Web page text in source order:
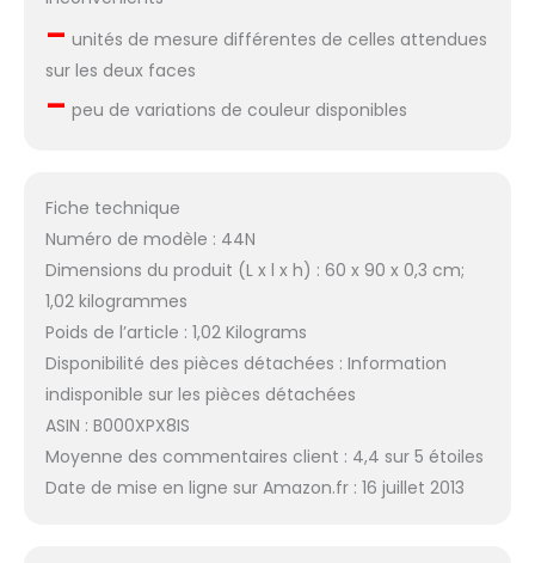
– unités de mesure différentes de celles attendues
sur les deux faces
– peu de variations de couleur disponibles
Fiche technique
Numéro de modèle : 44N
Dimensions du produit (L x l x h) : 60 x 90 x 0,3 cm;
1,02 kilogrammes
Poids de l’article : 1,02 Kilograms
Disponibilité des pièces détachées : Information
indisponible sur les pièces détachées
ASIN : B000XPX8IS
Moyenne des commentaires client : 4,4 sur 5 étoiles
Date de mise en ligne sur Amazon.fr : 16 juillet 2013